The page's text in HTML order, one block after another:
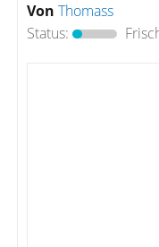
Von Thomass
Status: